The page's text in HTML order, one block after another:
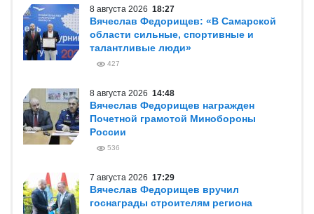
8 августа 2026 18:27
Вячеслав Федорищев: «В Самарской
области сильные, спортивные и
талантливые люди»
427
8 августа 2026 14:48
Вячеслав Федорищев награжден
Почетной грамотой Минобороны
России
536
7 августа 2026 17:29
Вячеслав Федорищев вручил
госнаграды строителям региона